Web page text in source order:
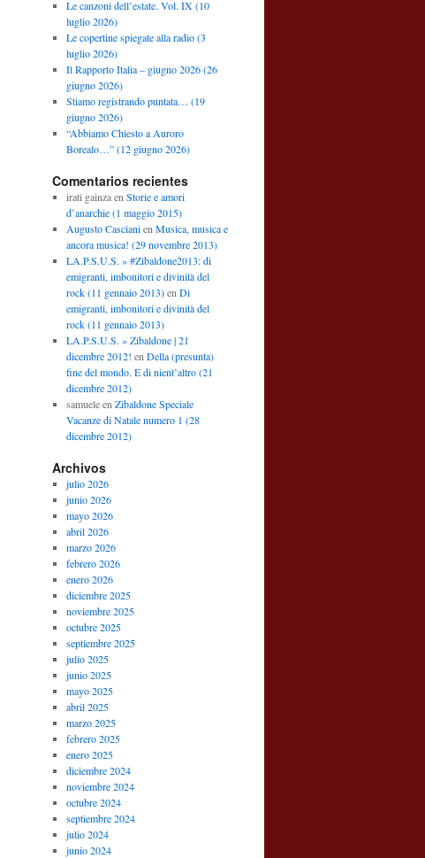
Le canzoni dell’estate. Vol. IX (10
luglio 2026)
Le copertine spiegate alla radio (3
luglio 2026)
Il Rapporto Italia – giugno 2026 (26
giugno 2026)
Stiamo registrando puntata… (19
giugno 2026)
“Abbiamo Chiesto a Auroro
Borealo…” (12 giugno 2026)
Comentarios recientes
irati gainzaen Storie e amori
d’anarchie (1 maggio 2015)
Augusto Cascianien Musica, musica e
ancora musica! (29 novembre 2013)
LA.P.S.U.S. » #Zibaldone2013: di
emigranti, imbonitori e divinità del
rock (11 gennaio 2013)en Di
emigranti, imbonitori e divinità del
rock (11 gennaio 2013)
LA.P.S.U.S. » Zibaldone | 21
dicembre 2012! en Della (presunta)
fine del mondo. E di nient’altro (21
dicembre 2012)
samueleen Zibaldone Speciale
Vacanze di Natale numero 1 (28
dicembre 2012)
Archivos
julio 2026
junio 2026
mayo 2026
abril 2026
marzo 2026
febrero 2026
enero 2026
diciembre 2025
noviembre 2025
octubre 2025
septiembre 2025
julio 2025
junio 2025
mayo 2025
abril 2025
marzo 2025
febrero 2025
enero 2025
diciembre 2024
noviembre 2024
octubre 2024
septiembre 2024
julio 2024
junio 2024